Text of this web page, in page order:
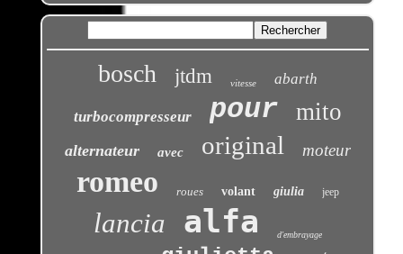
bosch jtdm vitesse abarth
turbocompresseur pour mito
alternateur avec original moteur
romeo roues volant giulia jeep
lancia alfa d'embrayage